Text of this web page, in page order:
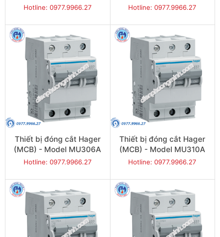
Hotline: 0977.9966.27 Hotline: 0977.9966.27
Thiết bị đóng cắt Hager
(MCB) - Model MU306A
Hotline: 0977.9966.27
Thiết bị đóng cắt Hager
(MCB) - Model MU310A
Hotline: 0977.9966.27